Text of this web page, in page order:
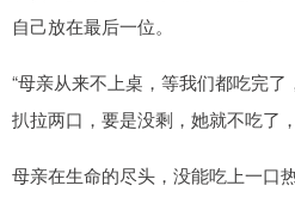
自己放在最后一位。
“母亲从来不上桌，等我们都吃完
扒拉两口，要是没剩，她就不吃了
母亲在生命的尽头，没能吃上一口